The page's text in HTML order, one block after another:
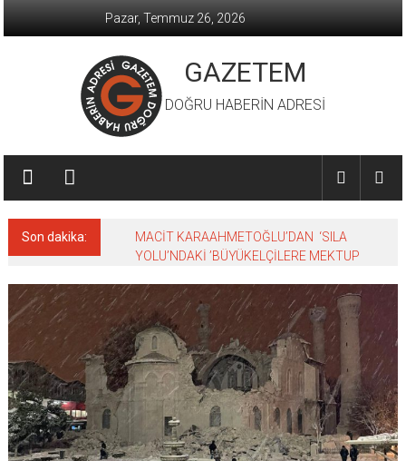
Pazar, Temmuz 26, 2026
GAZETEM
DOĞRU HABERİN ADRESİ
Son dakika:
MACİT KARAAHMETOĞLU’DAN ‘SILA
YOLU’NDAKİ ’BÜYÜKELÇİLERE MEKTUP